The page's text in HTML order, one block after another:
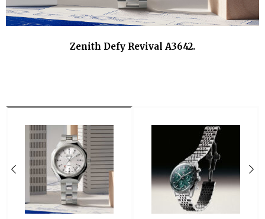
Zenith Defy Revival A3642.